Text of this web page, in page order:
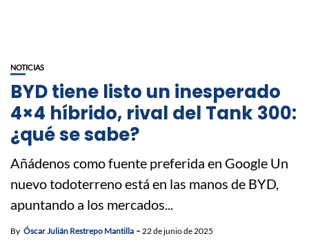
NOTICIAS
BYD tiene listo un inesperado
4×4 híbrido, rival del Tank 300:
¿qué se sabe?
Añádenos como fuente preferida en Google Un
nuevo todoterreno está en las manos de BYD,
apuntando a los mercados...
By Óscar Julián Restrepo Mantilla 22 de junio de 2025